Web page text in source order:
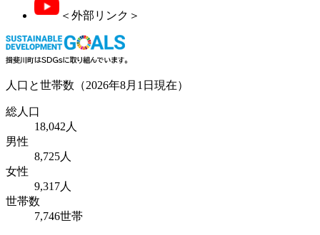
＜外部リンク＞
人口と世帯数 （2026年8月1日現在）
総人口
18,042人
男性
8,725人
女性
9,317人
世帯数
7,746世帯